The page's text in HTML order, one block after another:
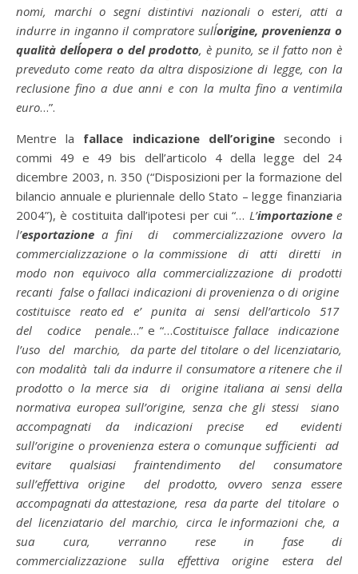
nomi, marchi o segni distintivi nazionali o esteri, atti a
indurre in inganno il compratore sull´origine, provenienza o
qualità dell´opera o del prodotto, è punito, se il fatto non è
preveduto come reato da altra disposizione di legge, con la
reclusione fino a due anni e con la multa fino a ventimila
euro…”.
Mentre la fallace indicazione dell’originesecondo i
commi 49 e 49 bis dell’articolo 4 della legge del 24
dicembre 2003, n. 350 (“Disposizioni per la formazione del
bilancio annuale e pluriennale dello Stato – legge finanziaria
2004”), è costituita dall’ipotesi per cui “… L’importazionee
l’esportazione a fini di commercializzazione ovvero la
commercializzazione o la commissione di atti diretti in
modo non equivoco alla commercializzazione di prodotti
recanti false o fallaci indicazioni di provenienza o di origine
costituisce reato ed e’ punita ai sensi dell’articolo 517
del codice penale…” e “…Costituisce fallace indicazione
l’uso del marchio, da parte del titolare o del licenziatario,
con modalità tali da indurre il consumatore a ritenere che il
prodotto o la merce sia di origine italiana ai sensi della
normativa europea sull’origine, senza che gli stessi siano
accompagnati da indicazioni precise ed evidenti
sull’origine o provenienza estera o comunque sufficienti ad
evitare qualsiasi fraintendimento del consumatore
sull’effettiva origine del prodotto, ovvero senza essere
accompagnati da attestazione, resa da parte del titolare o
del licenziatario del marchio, circa le informazioni che, a
sua cura, verranno rese in fase di
commercializzazione sulla effettiva origine estera del